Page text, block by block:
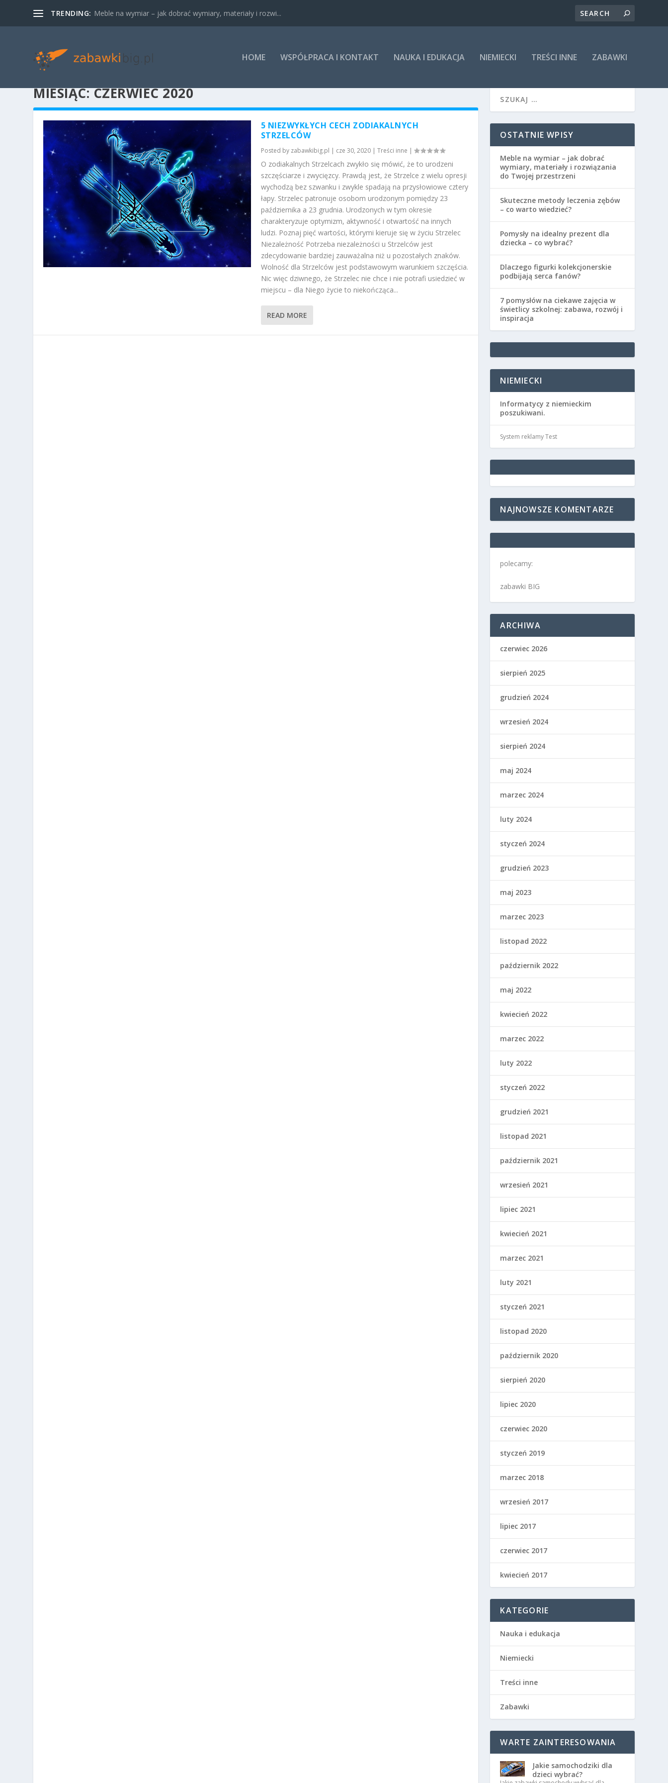
TRENDING: Meble na wymiar – jak dobrać wymiary, materiały i rozwi...
HOME WSPÓŁPRACA I KONTAKT NAUKA I EDUKACJA NIEMIECKI TREŚCI INNE ZABAWKI
MIESIĄC:CZERWIEC 2020
5 NIEZWYKŁYCH CECH ZODIAKALNYCH
STRZELCÓW
Posted by zabawkibig.pl | cze 30, 2020| Treści inne |
O zodiakalnych Strzelcach zwykło się mówić, że to urodzeni
szczęściarze i zwycięzcy. Prawdą jest, że Strzelce z wielu opresji
wychodzą bez szwanku i zwykle spadają na przysłowiowe cztery
łapy. Strzelec patronuje osobom urodzonym pomiędzy 23
października a 23 grudnia. Urodzonych w tym okresie
charakteryzuje optymizm, aktywność i otwartość na innych
ludzi. Poznaj pięć wartości, którymi kieruje się w życiu Strzelec
Niezależność Potrzeba niezależności u Strzelców jest
zdecydowanie bardziej zauważalna niż u pozostałych znaków.
Wolność dla Strzelców jest podstawowym warunkiem szczęścia.
Nic więc dziwnego, że Strzelec nie chce i nie potrafi usiedzieć w
miejscu – dla Niego życie to niekończąca...
READ MORE
OSTATNIE WPISY
Meble na wymiar – jak dobrać
wymiary, materiały i rozwiązania
do Twojej przestrzeni
Skuteczne metody leczenia zębów
– co warto wiedzieć?
Pomysły na idealny prezent dla
dziecka – co wybrać?
Dlaczego figurki kolekcjonerskie
podbijają serca fanów?
7 pomysłów na ciekawe zajęcia w
świetlicy szkolnej: zabawa, rozwój i
inspiracja
NIEMIECKI
Informatycy z niemieckim
poszukiwani.
System reklamy Test
NAJNOWSZE KOMENTARZE
polecamy:
zabawki BIG
ARCHIWA
czerwiec 2026
sierpień 2025
grudzień 2024
wrzesień 2024
sierpień 2024
maj 2024
marzec 2024
luty 2024
styczeń 2024
grudzień 2023
maj 2023
marzec 2023
listopad 2022
październik 2022
maj 2022
kwiecień 2022
marzec 2022
luty 2022
styczeń 2022
grudzień 2021
listopad 2021
październik 2021
wrzesień 2021
lipiec 2021
kwiecień 2021
marzec 2021
luty 2021
styczeń 2021
listopad 2020
październik 2020
sierpień 2020
lipiec 2020
czerwiec 2020
styczeń 2019
marzec 2018
wrzesień 2017
lipiec 2017
czerwiec 2017
kwiecień 2017
KATEGORIE
Nauka i edukacja
Niemiecki
Treści inne
Zabawki
WARTE ZAINTERESOWANIA
Jakie samochodziki dla
dzieci wybrać?